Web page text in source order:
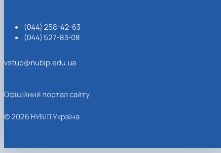
(044) 258-42-63
(044) 527-83-08
vstup@nubip.edu.ua
Офіційний портал сайту
© 2026 НУБІП Україна